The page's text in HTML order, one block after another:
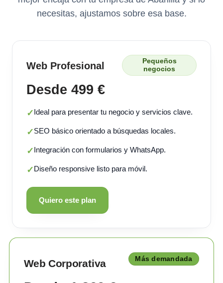
necesitas, ajustamos sobre esa base.
Web Profesional
Pequeños
negocios
Desde 499 €
✓Ideal para presentar tu negocio y servicios clave.
✓SEO básico orientado a búsquedas locales.
✓Integración con formularios y WhatsApp.
✓Diseño responsive listo para móvil.
Quiero este plan
Web Corporativa Más demandada